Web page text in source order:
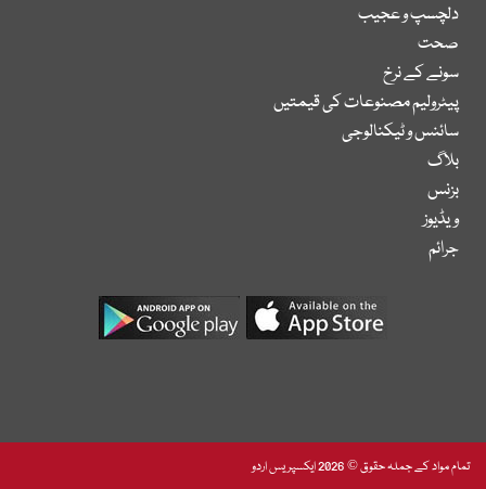
دلچسپ و عجیب
صحت
سونے کے نرخ
پیٹرولیم مصنوعات کی قیمتیں
سائنس و ٹیکنالوجی
بلاگ
بزنس
ویڈیوز
جرائم
تمام مواد کے جملہ حقوق © 2026 ایکسپریس اردو